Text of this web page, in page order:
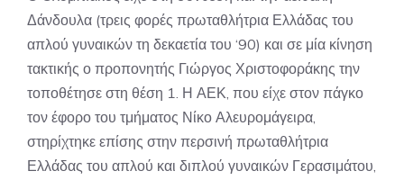
Δάνδουλα (τρεις φορές πρωταθλήτρια Ελλάδας του
απλού γυναικών τη δεκαετία του ‘90) και σε μία κίνηση
τακτικής ο προπονητής Γιώργος Χριστοφοράκης την
τοποθέτησε στη θέση 1. Η ΑΕΚ, που είχε στον πάγκο
τον έφορο του τμήματος Νίκο Αλευρομάγειρα,
στηρίχτηκε επίσης στην περσινή πρωταθλήτρια
Ελλάδας του απλού και διπλού γυναικών Γερασιμάτου,